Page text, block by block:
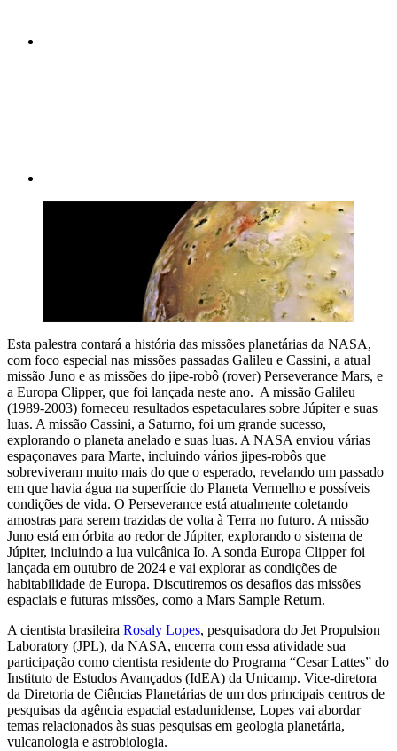
Esta palestra contará a história das missões planetárias da NASA,
com foco especial nas missões passadas Galileu e Cassini, a atual
missão Juno e as missões do jipe-robô (rover) Perseverance Mars, e
a Europa Clipper, que foi lançada neste ano. A missão Galileu
(1989-2003) forneceu resultados espetaculares sobre Júpiter e suas
luas. A missão Cassini, a Saturno, foi um grande sucesso,
explorando o planeta anelado e suas luas. A NASA enviou várias
espaçonaves para Marte, incluindo vários jipes-robôs que
sobreviveram muito mais do que o esperado, revelando um passado
em que havia água na superfície do Planeta Vermelho e possíveis
condições de vida. O Perseverance está atualmente coletando
amostras para serem trazidas de volta à Terra no futuro. A missão
Juno está em órbita ao redor de Júpiter, explorando o sistema de
Júpiter, incluindo a lua vulcânica Io. A sonda Europa Clipper foi
lançada em outubro de 2024 e vai explorar as condições de
habitabilidade de Europa. Discutiremos os desafios das missões
espaciais e futuras missões, como a Mars Sample Return.
A cientista brasileira Rosaly Lopes, pesquisadora do Jet Propulsion
Laboratory (JPL), da NASA, encerra com essa atividade sua
participação como cientista residente do Programa “Cesar Lattes” do
Instituto de Estudos Avançados (IdEA) da Unicamp. Vice-diretora
da Diretoria de Ciências Planetárias de um dos principais centros de
pesquisas da agência espacial estadunidense, Lopes vai abordar
temas relacionados às suas pesquisas em geologia planetária,
vulcanologia e astrobiologia.